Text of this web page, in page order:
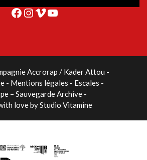
Facebook
Instagram
Vimeo
YouTube
Accrorap / Kader Attou -
Mentions légales
Escales
– Sauvegarde Archive
love byStudio Vitamine